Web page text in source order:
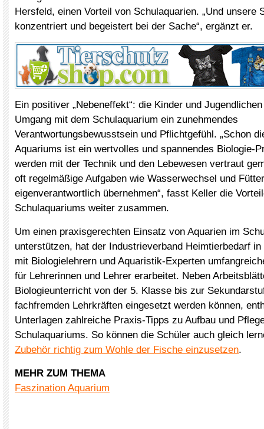
Hersfeld, einen Vorteil von Schulaquarien. „Und unsere
konzentriert und begeistert bei der Sache“, ergänzt er.
Ein positiver „Nebeneffekt“: die Kinder und
Umgang mit dem Schulaquarium ein zunehmendes
Verantwortungsbewusstsein und Pflichtgefühl. „Schon
Aquariums ist ein wertvolles und spannendes Biologie-
werden mit der Technik und den Lebewesen vertraut
oft regelmäßige Aufgaben wie Wasserwechsel und
eigenverantwortlich übernehmen“, fasst Keller die
Schulaquariums weiter zusammen.
Um einen praxisgerechten Einsatz von Aquarien im
unterstützen, hat der Industrieverband Heimtierbedarf
mit Biologielehrern und Aquaristik-Experten
für Lehrerinnen und Lehrer erarbeitet. Neben
Biologieunterricht von der 5. Klasse bis zur
fachfremden Lehrkräften eingesetzt werden können,
Unterlagen zahlreiche Praxis-Tipps zu Aufbau und
Schulaquariums. So können die Schüler auch gleich
Zubehör richtig zum Wohle der Fische einzusetzen.
MEHR ZUM THEMA
Faszination Aquarium